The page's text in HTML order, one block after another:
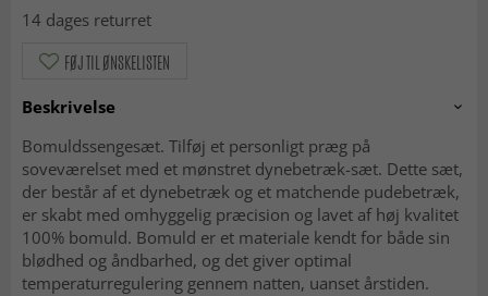
14 dages returret
FØJ TIL ØNSKELISTEN
Beskrivelse
Bomuldssengesæt. Tilføj et personligt præg på
soveværelset med et mønstret dynebetræk-sæt. Dette sæt,
der består af et dynebetræk og et matchende pudebetræk,
er skabt med omhyggelig præcision og lavet af høj kvalitet
100% bomuld. Bomuld er et materiale kendt for både sin
blødhed og åndbarhed, og det giver optimal
temperaturregulering gennem natten, uanset årstiden.